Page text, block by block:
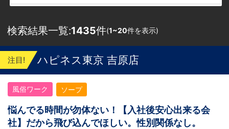
検索結果一覧:1435件(1~20件を表示)
注目! ハピネス東京 吉原店
風俗ワーク ソープ
悩んでる時間が勿体ない！【入社後安心出来る会
社】だから飛び込んでほしい。性別関係なし。